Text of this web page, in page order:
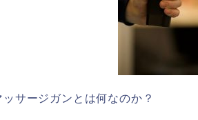
ッサージガンとは何なのか？